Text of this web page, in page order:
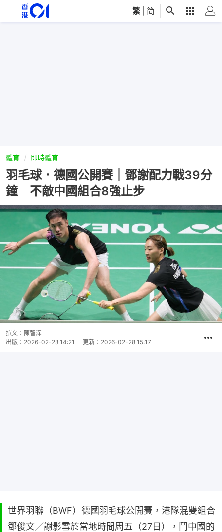
繁 简
體育 即時體育
羽毛球．德國公開賽｜鄧謝配力戰39分
鐘 不敵中國組合8強止步
撰文： 陳智深
出版： 2026-02-28 14:21 更新： 2026-02-28 15:17
世界羽聯（BWF）德國羽毛球公開賽，港隊混雙組合
鄧俊文／謝影雪於當地時間周五（27日），鬥中國的